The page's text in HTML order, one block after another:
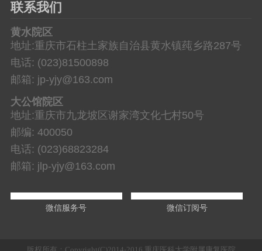
联系我们
黄水院区
地址:重庆市石柱土家族自治县黄水镇莼乡路287号
电话: (023)81500898
邮箱: jp-yjy@163.com
大公馆院区
地址:重庆市九龙坡区谢家湾文化七村50号
邮编: 400050
电话: (023)68823284
邮箱: jlp-yjy@163.com
微信服务号 微信订阅号